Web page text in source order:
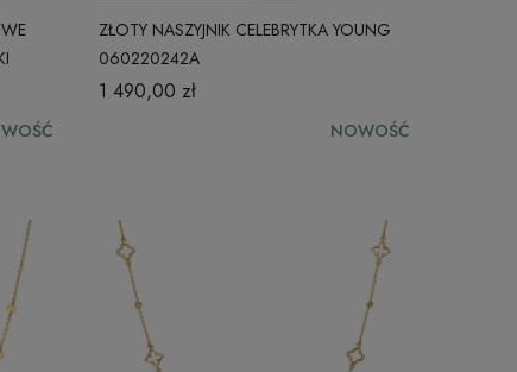
ZŁOTY NASZYJNIK CELEBRYTKA YOUNG
060220242A
1 490,00 zł
NOWOŚĆ